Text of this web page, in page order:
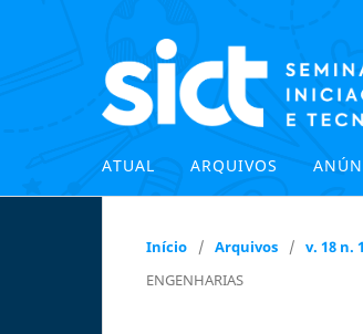
ATUAL ARQUIVOS
Início / Arquivos / v. 18 n.
ENGENHARIAS